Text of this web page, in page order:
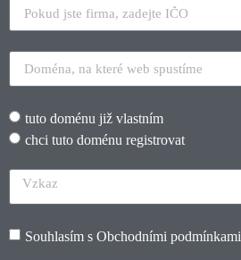
tuto doménu již vlastním
chci tuto doménu registrovat
Souhlasím s Obchodními podmínkami